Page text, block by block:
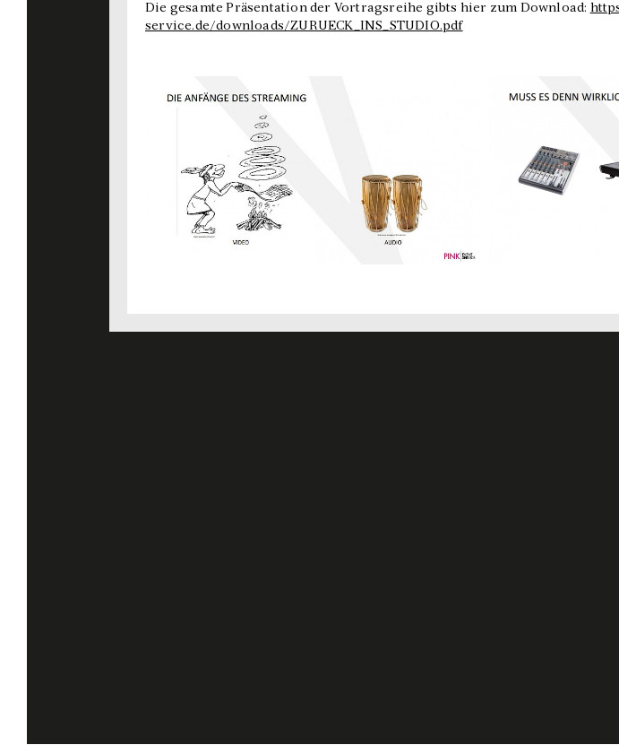
Die gesamte Präsentation der Vortragsreihe gibts hier zum Download:
service.de/downloads/ZURUECK_INS_STUDIO.pdf